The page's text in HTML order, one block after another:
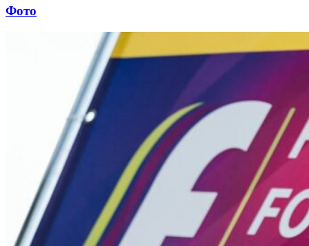
Фото